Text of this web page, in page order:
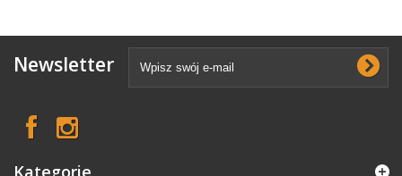
Newsletter
Kategorie